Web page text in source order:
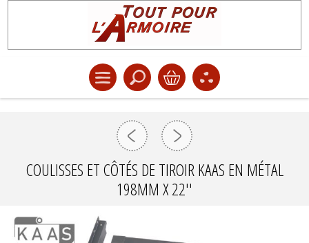
COULISSES ET CÔTÉS DE TIROIR KAAS EN MÉTAL
198MM X 22''